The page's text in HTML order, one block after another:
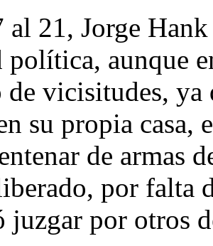
al 21, Jorge
aunque
vicisitudes, ya
su propia casa,
de armas
por falta
juzgar por otros